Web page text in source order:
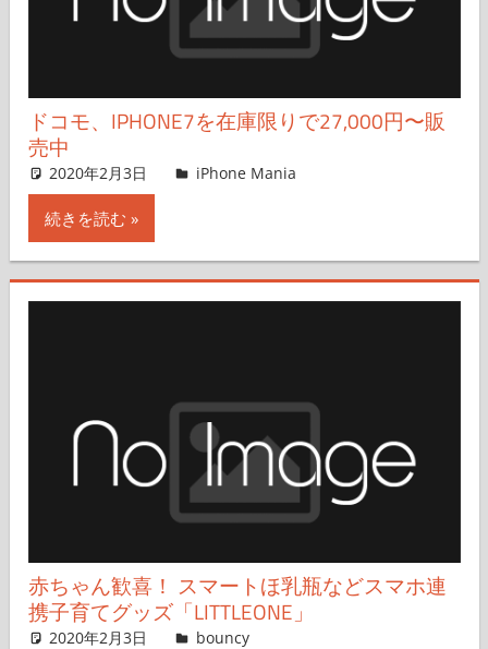
ドコモ、IPHONE7を在庫限りで27,000円〜販
売中
2020年2月3日 iPhone Mania
iPhone Mania
続きを読む
赤ちゃん歓喜！ スマートほ乳瓶などスマホ連
携子育てグッズ「LITTLEONE」
2020年2月3日 田中 徹
bouncy